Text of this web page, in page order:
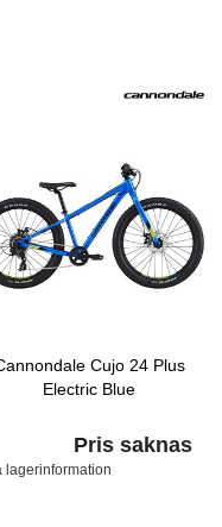
Cujo 24 Plus
Electric Blue
Pris saknas
lagerinformation